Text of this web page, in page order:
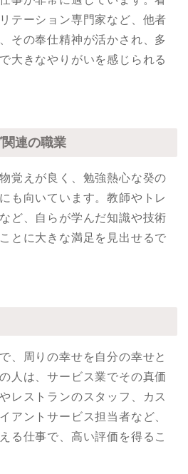
テーション専門家など、他者
その奉仕精神が活かされ、多
大きなやりがいを感じられる
連の職業
覚えが良く、勉強熱心な癸の
も向いています。教師やトレ
ど、自らが学んだ知識や技術
とに大きな満足を見出せるで
、周りの幸せを自分の幸せと
人は、サービス業でその真価
レストランのスタッフ、カス
アントサービス担当者など、
る仕事で、高い評価を得るこ